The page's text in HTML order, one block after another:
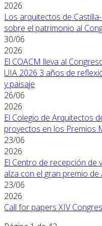
2026
Los arquitectos de
sobre el patrimonio al
30/06
2026
El COACM lleva al
UIA 2026 3 años de
y paisaje
26/06
2026
El Colegio de Arquitectos
proyectos en los Premios
23/06
2026
El Centro de recepción de
alza con el gran premio
23/06
2026
Call for papers XIV